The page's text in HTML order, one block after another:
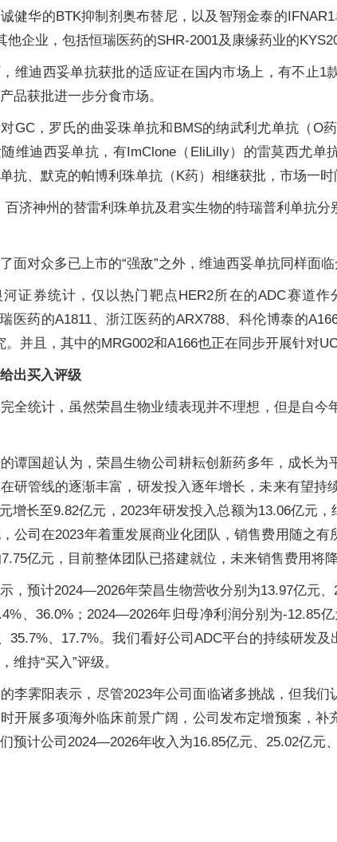
健华的BTK抑制剂奥布替尼，以及智翔金泰的
他企业，包括恒瑞医药的SHR-2001及康缘药业的
维迪西妥单抗获批的适应证在国内市场上，有不止1
品获批进一步分食市场。
GC，罗氏的曲妥珠单抗和BMS的纳武利尤单抗（O
维迪西妥单抗，有ImClone（EliLilly）的雷莫西尤单
抗、默克的帕博利珠单抗（K药）相继获批，市场一时
百济神州的替雷利珠单抗及君实生物的特瑞普利单抗分
面对众多已上市的“强敌”之外，维迪西妥单抗同样面临
证券统计，仅以热门靶点HER2所在的ADC赛道
医药的A1811、浙江医药的ARX788、科伦博泰的
。并且，其中的MRG002和A166也正在同步开展针对
出买入评级
全统计，虽然荣昌生物业绩表现并不理想，但是自今
谭国超认为，荣昌生物公司耕耘创新药多年，成长为
研管线的逐渐丰富，研发投入逐年增长，未来有望持
增长至9.82亿元，2023年研发投入总额为13.06亿元
公司在2023年着重发展商业化团队，销售费用随之有
亿元，目前整体团队已搭建就位，未来销售费用将
，预计2024—2026年荣昌生物营收分别为13.97亿元
、36.0%；2024—2026年归母净利润分别为-12.85
35.7%、17.7%。我们看好公司ADC平台的持续研发
维持“买入”评级。
李霁阳表示，尽管2023年公司面临诸多挑战，但我们
开展多项海外临床前景广阔，公司发布定增预案，补
预计公司2024—2026年收入为16.85亿元、25.02亿元、